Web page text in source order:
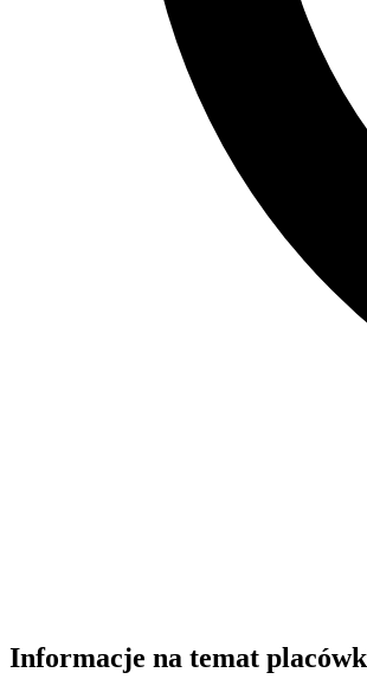
Informacje na temat